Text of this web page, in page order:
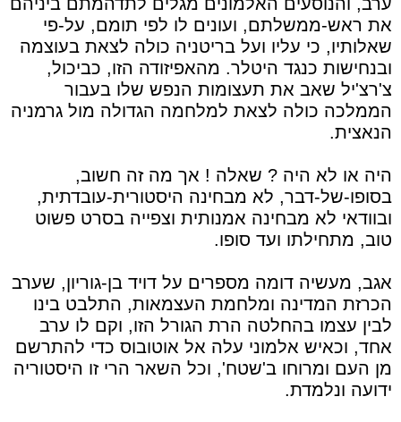
ערב, והנוסעים האלמונים מגלים לתדהמתם ביניהם
את ראש-ממשלתם, ועונים לו לפי תומם, על-פי
שאלותיו, כי עליו ועל בריטניה כולה לצאת בעוצמה
ובנחישות כנגד היטלר. מהאפיזודה הזו, כביכול,
צ'רצ'יל שאב את תעצומות הנפש שלו בעבור
הממלכה כולה לצאת למלחמה הגדולה מול גרמניה
הנאצית.
היה או לא היה ? שאלה ! אך מה זה חשוב,
בסופו-של-דבר, לא מבחינה היסטורית-עובדתית,
ובוודאי לא מבחינה אמנותית וצפייה בסרט פשוט
טוב, מתחילתו ועד סופו.
אגב, מעשיה דומה מספרים על דויד בן-גוריון, שערב
הכרזת המדינה ומלחמת העצמאות, התלבט בינו
לבין עצמו בהחלטה הרת הגורל הזו, וקם לו ערב
אחד, וכאיש אלמוני עלה אל אוטובוס כדי להתרשם
מן העם ומרוחו ב'שטח', וכל השאר הרי זו היסטוריה
ידועה ונלמדת.